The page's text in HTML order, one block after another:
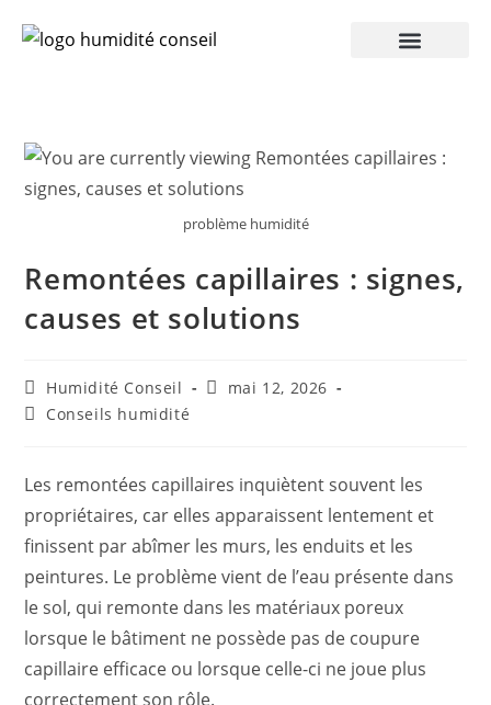
problème humidité
Remontées capillaires : signes,
causes et solutions
Humidité Conseil
mai 12, 2026
Conseils humidité
Les remontées capillaires inquiètent souvent les
propriétaires, car elles apparaissent lentement et
finissent par abîmer les murs, les enduits et les
peintures. Le problème vient de l’eau présente dans
le sol, qui remonte dans les matériaux poreux
lorsque le bâtiment ne possède pas de coupure
capillaire efficace ou lorsque celle-ci ne joue plus
correctement son rôle.